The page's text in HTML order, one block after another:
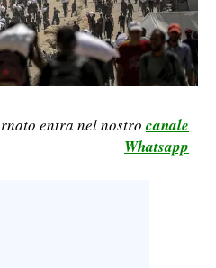
entra nel nostro canale
Whatsapp